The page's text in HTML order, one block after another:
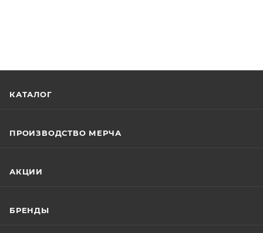
КАТАЛОГ
ПРОИЗВОДСТВО МЕРЧА
АКЦИИ
БРЕНДЫ